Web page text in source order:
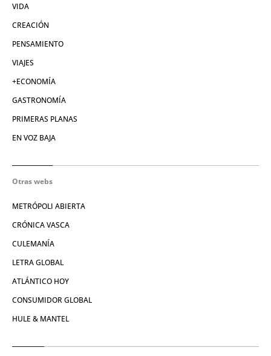
VIDA
CREACIÓN
PENSAMIENTO
VIAJES
+ECONOMÍA
GASTRONOMÍA
PRIMERAS PLANAS
EN VOZ BAJA
Otras webs
METRÓPOLI ABIERTA
CRÓNICA VASCA
CULEMANÍA
LETRA GLOBAL
ATLÁNTICO HOY
CONSUMIDOR GLOBAL
HULE & MANTEL